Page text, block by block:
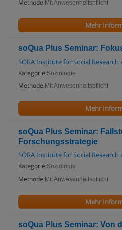
Methode: Mit Anwesenheitspflicht
Mehr
soQua Plus Seminar:
SORA Institute for Social
Kategorie:Soziologie
Methode: Mit Anwesenheitspflicht
Mehr
soQua Plus Seminar:
Forschungsstrategie
SORA Institute for Social
Kategorie:Soziologie
Methode: Mit Anwesenheitspflicht
Mehr
soQua Plus Seminar: Von